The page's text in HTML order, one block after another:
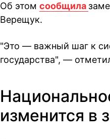
Об этом сообщила
Верещук.
"Это — важный шаг к
государства", —
изменится в